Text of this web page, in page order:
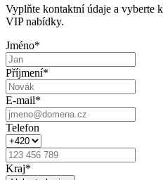
Vyplňte kontaktní údaje a vyberte
VIP nabídky.
Jméno*
Příjmení*
E-mail*
Telefon
Kraj*